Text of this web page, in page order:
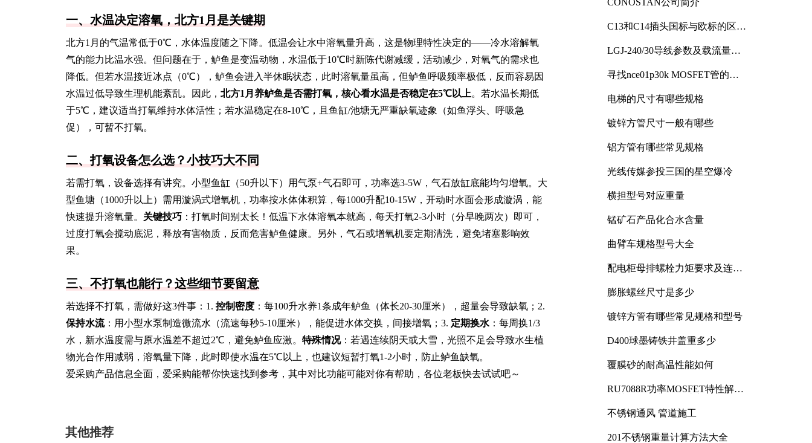
一、水温决定溶氧，北方1月是关键期
北方1月的气温常低于0℃，水体温度随之下降。低温会让水中溶氧量升高，这是物理特性决定的——冷水溶解氧
气的能力比温水强。但问题在于，鲈鱼是变温动物，水温低于10℃时新陈代谢减缓，活动减少，对氧气的需求也
降低。但若水温接近冰点（0℃），鲈鱼会进入半休眠状态，此时溶氧量虽高，但鲈鱼呼吸频率极低，反而容易因
水温过低导致生理机能紊乱。因此， 北方1月养鲈鱼是否需打氧，核心看水温是否稳定在5℃以上。若水温长期低
于5℃，建议适当打氧维持水体活性；若水温稳定在8-10℃，且鱼缸/池塘无严重缺氧迹象（如鱼浮头、呼吸急
促），可暂不打氧。
二、打氧设备怎么选？小技巧大不同
若需打氧，设备选择有讲究。小型鱼缸（50升以下）用气泵+气石即可，功率选3-5W，气石放缸底能均匀增氧。大
型鱼塘（1000升以上）需用漩涡式增氧机，功率按水体体积算，每1000升配10-15W，开动时水面会形成漩涡，能
快速提升溶氧量。 关键技巧 ：打氧时间别太长！低温下水体溶氧本就高，每天打氧2-3小时（分早晚两次）即可，
过度打氧会搅动底泥，释放有害物质，反而危害鲈鱼健康。另外，气石或增氧机要定期清洗，避免堵塞影响效
果。
三、不打氧也能行？这些细节要留意
若选择不打氧，需做好这3件事：1. 控制密度 ：每100升水养1条成年鲈鱼（体长20-30厘米），超量会导致缺氧；2.
保持水流：用小型水泵制造微流水（流速每秒5-10厘米），能促进水体交换，间接增氧；3. 定期换水 ：每周换1/3
水，新水温度需与原水温差不超过2℃，避免鲈鱼应激。 特殊情况：若遇连续阴天或大雪，光照不足会导致水生植
物光合作用减弱，溶氧量下降，此时即使水温在5℃以上，也建议短暂打氧1-2小时，防止鲈鱼缺氧。
爱采购产品信息全面，爱采购能帮你快速找到参考，其中对比功能可能对你有帮助，各位老板快去试试吧～
其他推荐
CONOSTAN公司简介
C13和C14插头国标与欧标的区别
LGJ-240/30导线参数及载流量解
寻找nce01p30k MOSFET管的合
电梯的尺寸有哪些规格
镀锌方管尺寸一般有哪些
铝方管有哪些常见规格
光线传媒参投三国的星空爆冷
横担型号对应重量
锰矿石产品化合水含量
曲臂车规格型号大全
配电柜母排螺栓力矩要求及连接
膨胀螺丝尺寸是多少
镀锌方管有哪些常见规格和型号
D400球墨铸铁井盖重多少
覆膜砂的耐高温性能如何
RU7088R功率MOSFET特性解析
不锈钢通风 管道施工
201不锈钢重量计算方法大全